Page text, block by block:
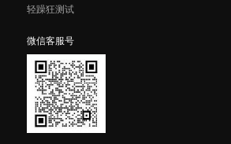
轻躁狂测试
微信客服号